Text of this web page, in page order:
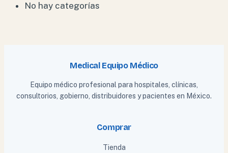
No hay categorías
Medical Equipo Médico
Equipo médico profesional para hospitales, clínicas,
consultorios, gobierno, distribuidores y pacientes en México.
Comprar
Tienda